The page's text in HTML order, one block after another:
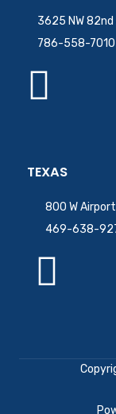
3625 NW 82nd
786-558-7010
TEXAS
800 W
469-638-